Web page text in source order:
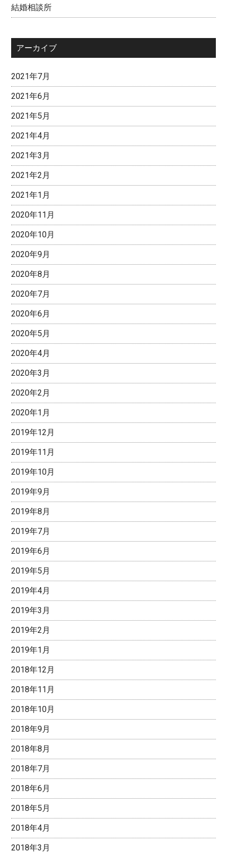
結婚相談所
アーカイブ
2021年7月
2021年6月
2021年5月
2021年4月
2021年3月
2021年2月
2021年1月
2020年11月
2020年10月
2020年9月
2020年8月
2020年7月
2020年6月
2020年5月
2020年4月
2020年3月
2020年2月
2020年1月
2019年12月
2019年11月
2019年10月
2019年9月
2019年8月
2019年7月
2019年6月
2019年5月
2019年4月
2019年3月
2019年2月
2019年1月
2018年12月
2018年11月
2018年10月
2018年9月
2018年8月
2018年7月
2018年6月
2018年5月
2018年4月
2018年3月